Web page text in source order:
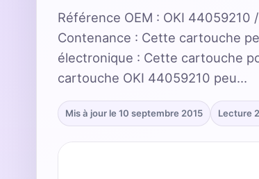
Référence OEM : OKI 44059210
Contenance : Cette cartouche
électronique : Cette cartouche
cartouche OKI 44059210 peu…
Mis à jour le 10 septembre 2015 Lecture